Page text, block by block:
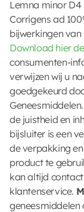
Lemna minor D4
Corrigens ad
bijwerkingen
Download hier
consumenten-
verwijzen wij u
goedgekeurd
de juistheid en
bijsluiter is een
de verpakking
product te
kan altijd
klantenservice.
geneesmiddelen